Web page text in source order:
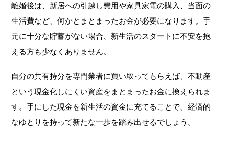
離婚後は、新居への引越し費用や家具家電の購入、当面の
生活費など、何かとまとまったお金が必要になります。手
元に十分な貯蓄がない場合、新生活のスタートに不安を抱
える方も少なくありません。
自分の共有持分を専門業者に買い取ってもらえば、不動産
という現金化しにくい資産をまとまったお金に換えられま
す。手にした現金を新生活の資金に充てることで、経済的
なゆとりを持って新たな一歩を踏み出せるでしょう。